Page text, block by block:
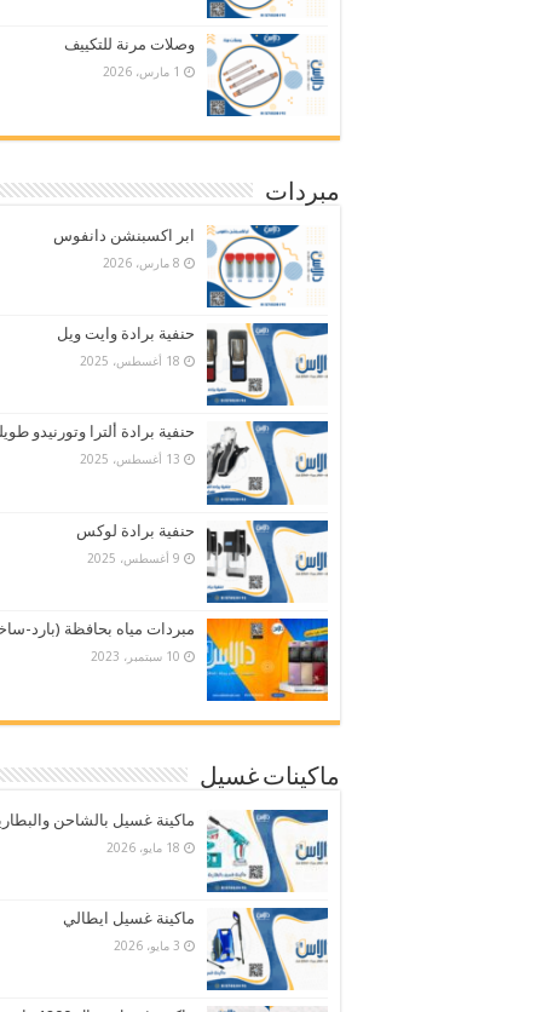
وصلات مرنة للتكييف
1 مارس، 2026
مبردات
ابر اكسبنشن دانفوس
8 مارس، 2026
حنفية برادة وايت ويل
18 أغسطس، 2025
حنفية برادة ألترا وتورنيدو
13 أغسطس، 2025
حنفية برادة لوكس
9 أغسطس، 2025
مبردات مياه بحافظة (بارد-
10 سبتمبر، 2023
ماكينات غسيل
ماكينة غسيل بالشاحن
18 مايو، 2026
ماكينة غسيل ايطالي
3 مايو، 2026